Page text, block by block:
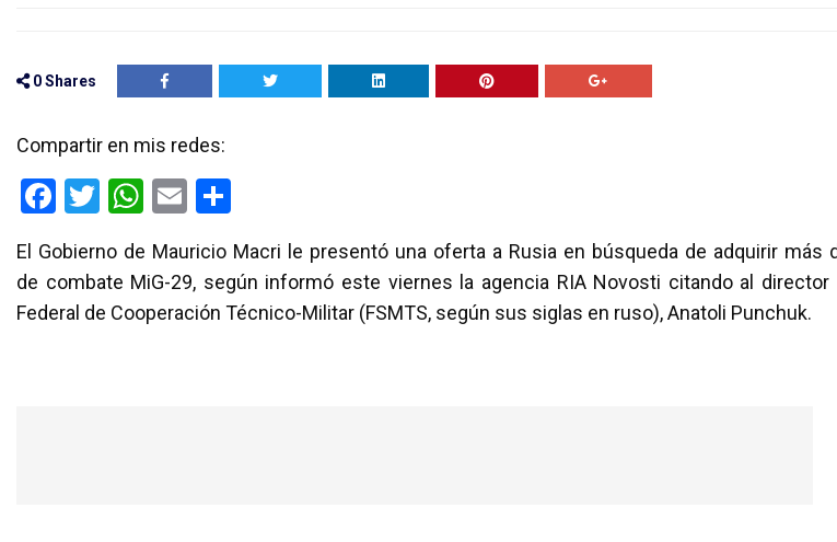
0Shares
Compartir en mis redes:
F
ce
b
T
tt
er
W
at
s
A
E
ail m
p
El Gobierno de Mauricio Macri le presentó una oferta a Rusia en búsqueda de adquirir más
de combate MiG-29, según informó este viernes la agencia RIA Novosti citando al
Federal de Cooperación Técnico-Militar (FSMTS, según sus siglas en ruso), Anatoli Punchuk.